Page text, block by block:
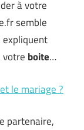
à votre
semble
expliquent
votre boite…
le mariage ?
partenaire,